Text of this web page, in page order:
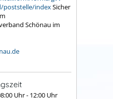
poststelle/indexSicher
Schönau im
Uhr- 12:00 Uhr